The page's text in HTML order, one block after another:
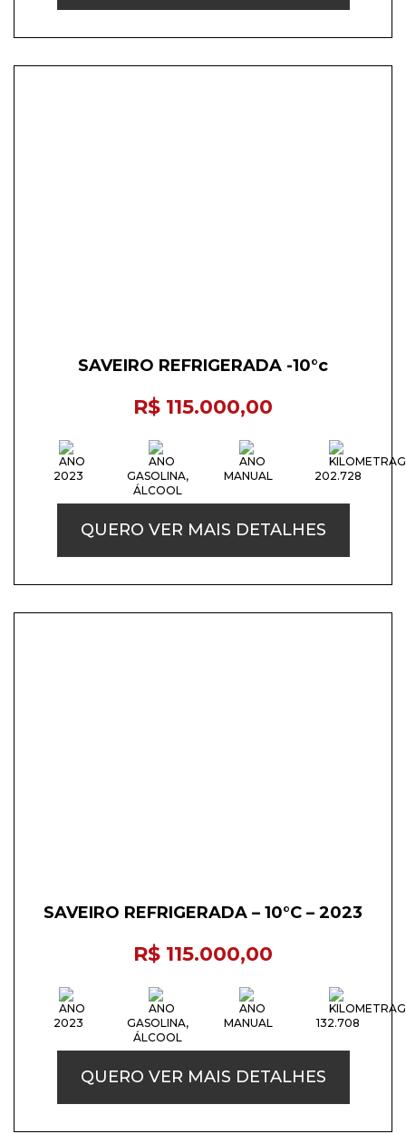
SAVEIRO REFRIGERADA -10°c
R$ 115.000,00
2023
GASOLINA,
ÁLCOOL
MANUAL 202.728
QUERO VER MAIS DETALHES
SAVEIRO REFRIGERADA – 10°C – 2023
R$ 115.000,00
2023
GASOLINA,
ÁLCOOL
MANUAL 132.708
QUERO VER MAIS DETALHES